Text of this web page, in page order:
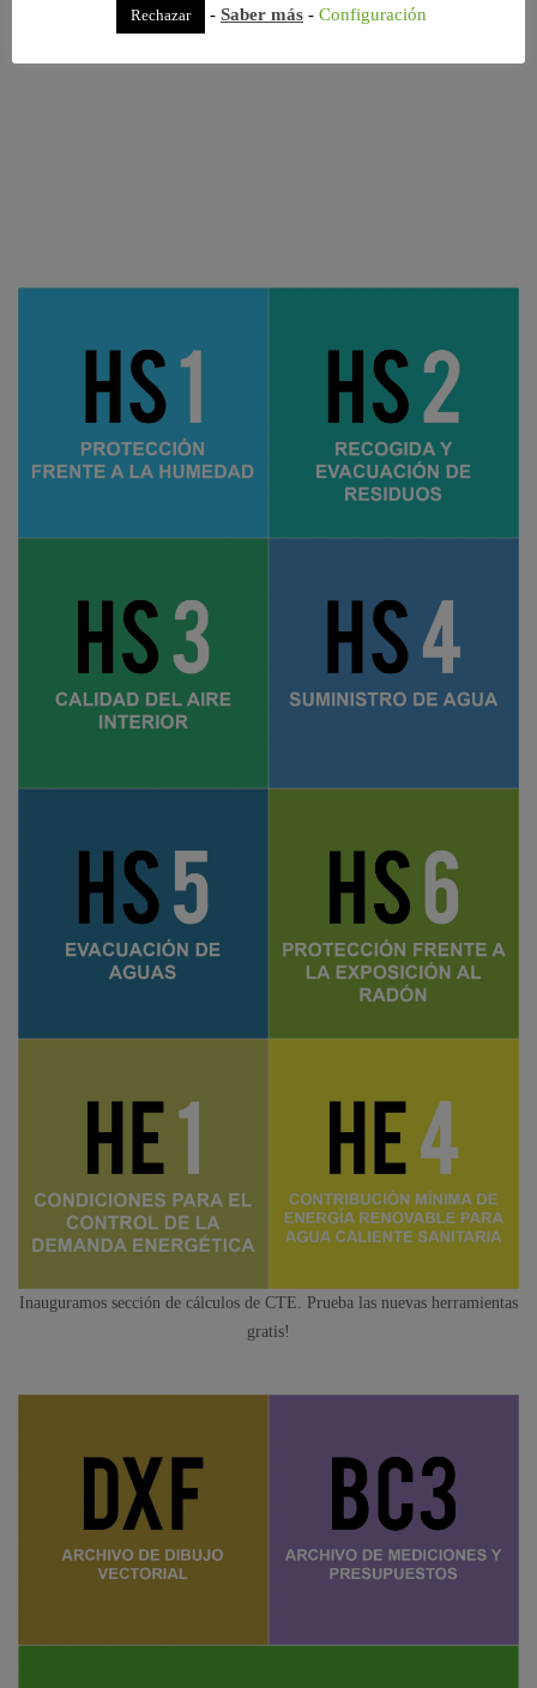
tipo de pintura, la distribución o combinación de colores teniendo
Inauguramos sección de cálculos de CTE. Prueba las nuevas herramientas
gratis!
Rechazar - Saber más - Configuración